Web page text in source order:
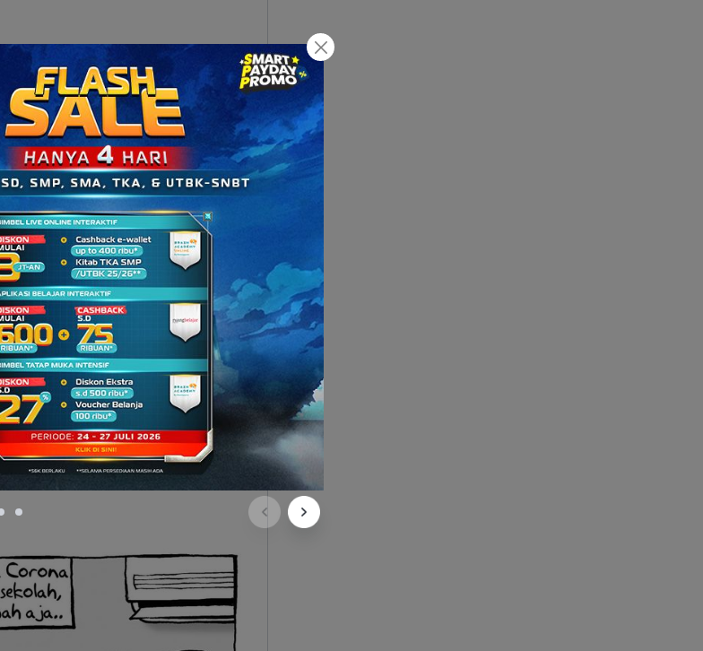
teks anekdot. Bagian ini
agar pembaca mengetahui arah
mulai bergulir. Penulis juga
bagian ini. Orientasi memiliki peran
atau masalah utama pada teks
yang terjadi pada karakter. Krisis
setelah mengalami krisis.
menertawakan. Bagian ini juga
kritik. Namun, koda pada teks